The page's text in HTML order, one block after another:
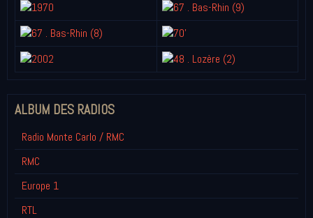
ALBUM DES RADIOS
Radio Monte Carlo / RMC
RMC
Europe 1
RTL